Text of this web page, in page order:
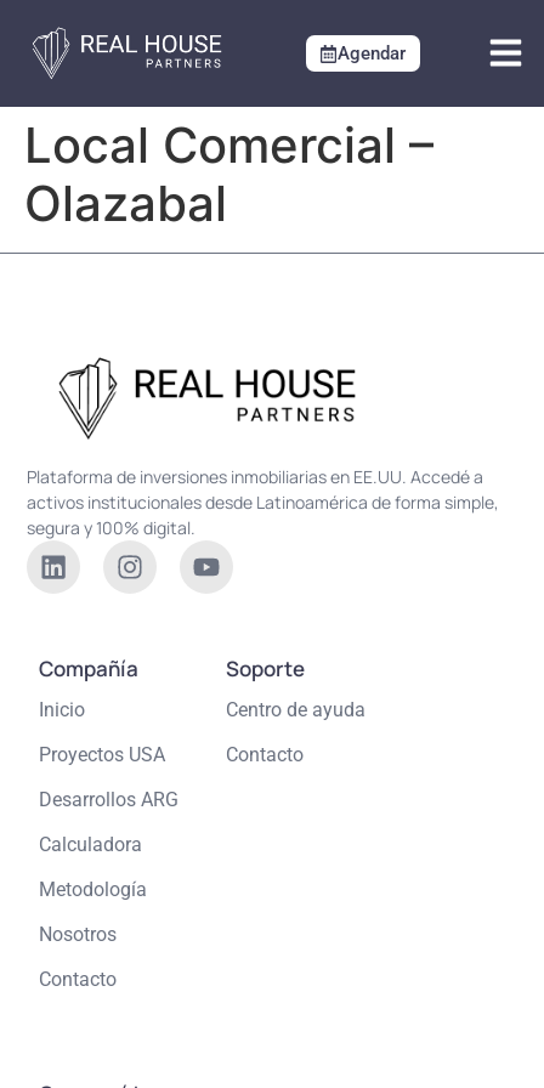
Agendar
Local Comercial –
Olazabal
Plataforma de inversiones inmobiliarias en EE.UU. Accedé a
activos institucionales desde Latinoamérica de forma simple,
segura y 100% digital.
Compañía
Inicio
Proyectos USA
Desarrollos ARG
Calculadora
Metodología
Nosotros
Contacto
Soporte
Centro de ayuda
Contacto